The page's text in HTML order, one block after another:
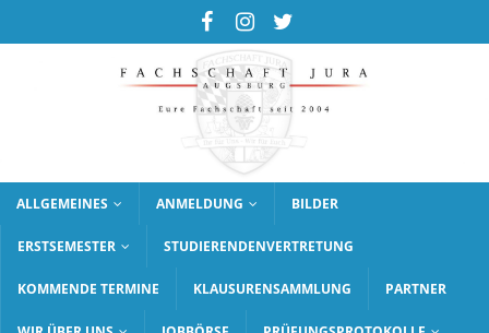
ALLGEMEINES ANMELDUNG BILDER
ERSTSEMESTER STUDIERENDENVERTRETUNG
KOMMENDE TERMINE KLAUSURENSAMMLUNG PARTNER